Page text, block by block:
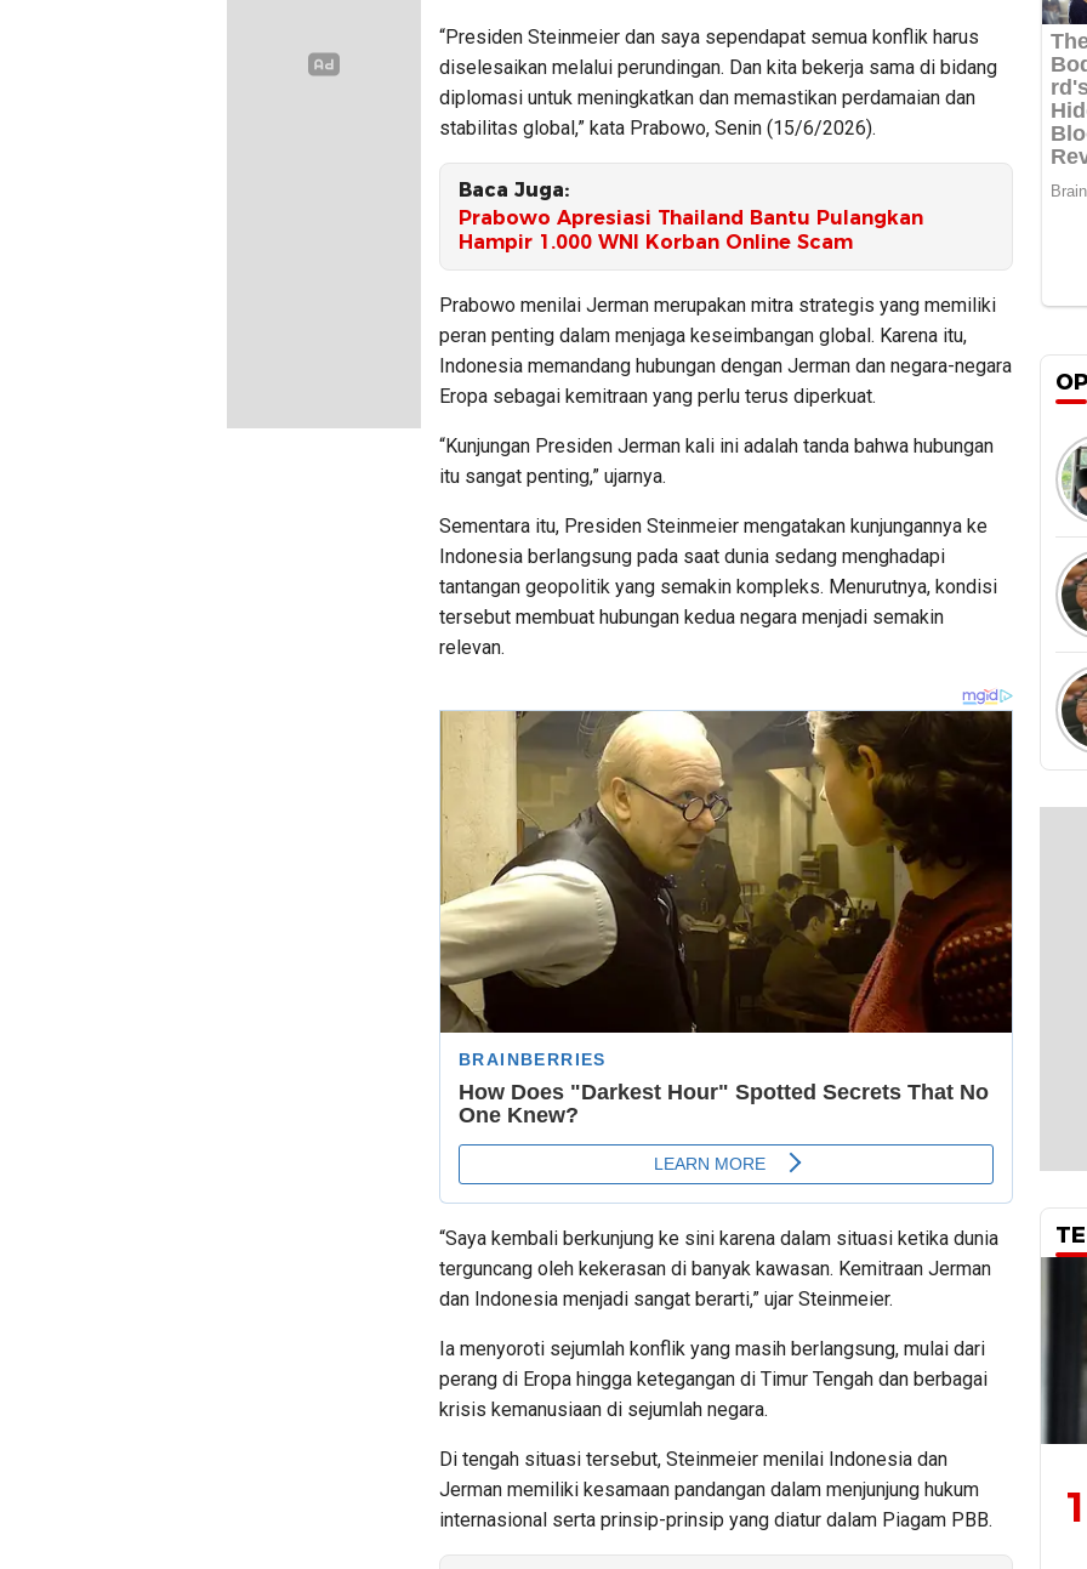
“Presiden Steinmeier dan saya sependapat semua konflik harus
diselesaikan melalui perundingan. Dan kita bekerja sama di bidang
diplomasi untuk meningkatkan dan memastikan perdamaian dan
stabilitas global,” kata Prabowo, Senin (15/6/2026).
Baca Juga:
Prabowo Apresiasi Thailand Bantu Pulangkan
Hampir 1.000 WNI Korban Online Scam
Prabowo menilai Jerman merupakan mitra strategis yang memiliki
peran penting dalam menjaga keseimbangan global. Karena itu,
Indonesia memandang hubungan dengan Jerman dan negara-negara
Eropa sebagai kemitraan yang perlu terus diperkuat.
“Kunjungan Presiden Jerman kali ini adalah tanda bahwa hubungan
itu sangat penting,” ujarnya.
Sementara itu, Presiden Steinmeier mengatakan kunjungannya ke
Indonesia berlangsung pada saat dunia sedang menghadapi
tantangan geopolitik yang semakin kompleks. Menurutnya, kondisi
tersebut membuat hubungan kedua negara menjadi semakin
relevan.
“Saya kembali berkunjung ke sini karena dalam situasi ketika dunia
terguncang oleh kekerasan di banyak kawasan. Kemitraan Jerman
dan Indonesia menjadi sangat berarti,” ujar Steinmeier.
Ia menyoroti sejumlah konflik yang masih berlangsung, mulai dari
perang di Eropa hingga ketegangan di Timur Tengah dan berbagai
krisis kemanusiaan di sejumlah negara.
Di tengah situasi tersebut, Steinmeier menilai Indonesia dan
Jerman memiliki kesamaan pandangan dalam menjunjung hukum
internasional serta prinsip-prinsip yang diatur dalam Piagam PBB.
1